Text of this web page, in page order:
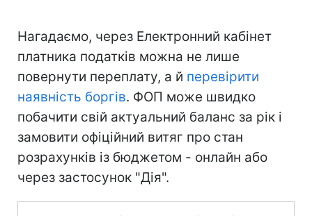
Нагадаємо, через Електронний кабінет
платника податків можна не лише
повернути переплату, а й перевірити
наявність боргів. ФОП може швидко
побачити свій актуальний баланс за рік і
замовити офіційний витяг про стан
розрахунків із бюджетом - онлайн або
через застосунок "Дія".